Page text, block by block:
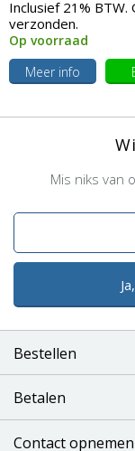
Inclusief 21% BTW.
verzonden.
Op voorraad
Meer info
Mis niks van
Bestellen
Betalen
Contact opnemen